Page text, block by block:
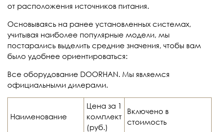
от расположения источников питания.
Основываясь на ранее установленных системах,
учитывая наиболее популярные модели, мы
постарались выделить средние значения, чтобы вам
было удобнее ориентироваться:
Все оборудование DOORHAN. Мы являемся
официальными дилерами.
Наименование
Цена за 1
комплект
(руб.)
Включено в
стоимость